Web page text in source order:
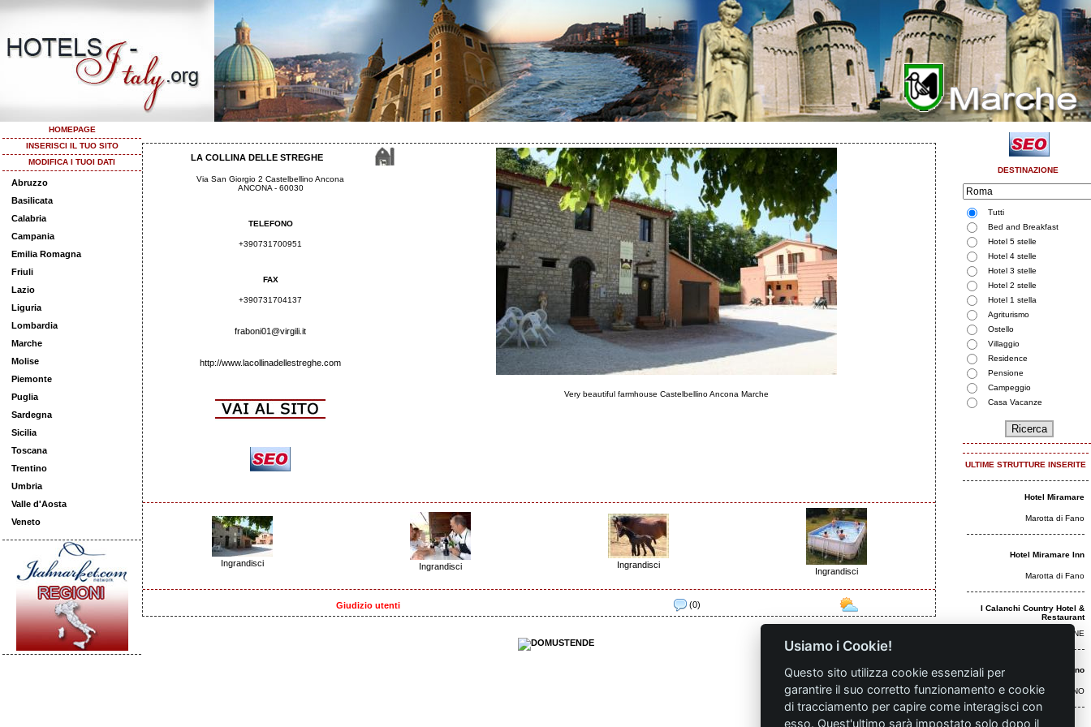
HOMEPAGE
INSERISCI IL TUO SITO
MODIFICA I TUOI DATI
Abruzzo
Basilicata
Calabria
Campania
Emilia Romagna
Friuli
Lazio
Liguria
Lombardia
Marche
Molise
Piemonte
Puglia
Sardegna
Sicilia
Toscana
Trentino
Umbria
Valle d'Aosta
Veneto
DESTINAZIONE
Tutti
Bed and Breakfast
Hotel 5 stelle
Hotel 4 stelle
Hotel 3 stelle
Hotel 2 stelle
Hotel 1 stella
Agriturismo
Ostello
Villaggio
Residence
Pensione
Campeggio
Casa Vacanze
ULTIME STRUTTURE INSERITE
Hotel Miramare
Marotta di Fano
Hotel Miramare Inn
Marotta di Fano
I Calanchi Country Hotel &
Restaurant
RIPATRANSONE
Hotel Continental Fano
FANO
LA COLLINA DELLE STREGHE
Via San Giorgio 2 Castelbellino Ancona
ANCONA - 60030
TELEFONO
+390731700951
FAX
+390731704137
fraboni01@virgili.it
http://www.lacollinadellestreghe.com
Very beautiful farmhouse Castelbellino Ancona Marche
Ingrandisci Ingrandisci Ingrandisci
Ingrandisci
Giudizio utenti (0)
Sponsor
Usiamo i Cookie!
Questo sito utilizza cookie essenziali per
garantire il suo corretto funzionamento e cookie
di tracciamento per capire come interagisci con
esso. Quest'ultimo sarà impostato solo dopo il